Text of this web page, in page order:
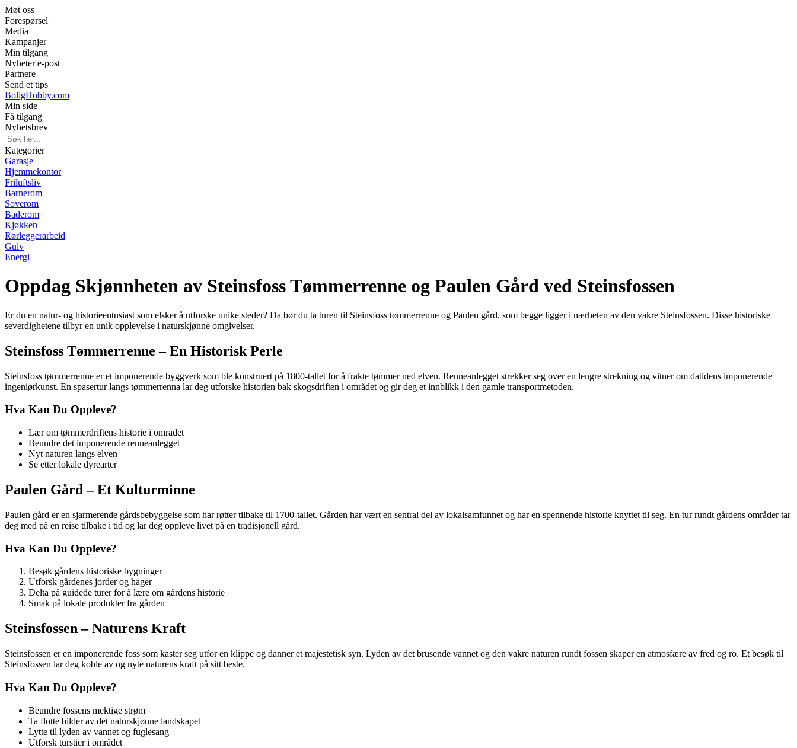
Møt oss
Forespørsel
Media
Kampanjer
Min tilgang
Nyheter e-post
Partnere
Send et tips
BoligHobby.com
Min side
Få tilgang
Nyhetsbrev
Kategorier
Garasje
Hjemmekontor
Friluftsliv
Barnerom
Soverom
Baderom
Kjøkken
Rørleggerarbeid
Gulv
Energi
Oppdag Skjønnheten av Steinsfoss Tømmerrenne og Paulen Gård ved Steinsfossen
Er du en natur- og historieentusiast som elsker å utforske unike steder? Da bør du ta turen til Steinsfoss tømmerrenne og Paulen gård, som begge ligger i nærheten av den vakre Steinsfossen. Disse historiske
severdighetene tilbyr en unik opplevelse i naturskjønne omgivelser.
Steinsfoss Tømmerrenne – En Historisk Perle
Steinsfoss tømmerrenne er et imponerende byggverk som ble konstruert på 1800-tallet for å frakte tømmer ned elven. Renneanlegget strekker seg over en lengre strekning og vitner om datidens imponerende
ingeniørkunst. En spasertur langs tømmerrenna lar deg utforske historien bak skogsdriften i området og gir deg et innblikk i den gamle transportmetoden.
Hva Kan Du Oppleve?
Lær om tømmerdriftens historie i området
Beundre det imponerende renneanlegget
Nyt naturen langs elven
Se etter lokale dyrearter
Paulen Gård – Et Kulturminne
Paulen gård er en sjarmerende gårdsbebyggelse som har røtter tilbake til 1700-tallet. Gården har vært en sentral del av lokalsamfunnet og har en spennende historie knyttet til seg. En tur rundt gårdens områder tar
deg med på en reise tilbake i tid og lar deg oppleve livet på en tradisjonell gård.
Hva Kan Du Oppleve?
Besøk gårdens historiske bygninger
Utforsk gårdenes jorder og hager
Delta på guidede turer for å lære om gårdens historie
Smak på lokale produkter fra gården
Steinsfossen – Naturens Kraft
Steinsfossen er en imponerende foss som kaster seg utfor en klippe og danner et majestetisk syn. Lyden av det brusende vannet og den vakre naturen rundt fossen skaper en atmosfære av fred og ro. Et besøk til
Steinsfossen lar deg koble av og nyte naturens kraft på sitt beste.
Hva Kan Du Oppleve?
Beundre fossens mektige strøm
Ta flotte bilder av det naturskjønne landskapet
Lytte til lyden av vannet og fuglesang
Utforsk turstier i området